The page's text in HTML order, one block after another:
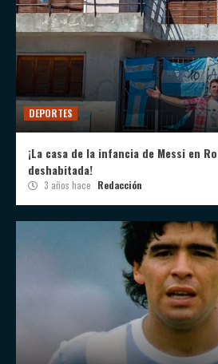
DEPORTES
¡La casa de la infancia de Messi en
deshabitada!
3 años hace Redacción